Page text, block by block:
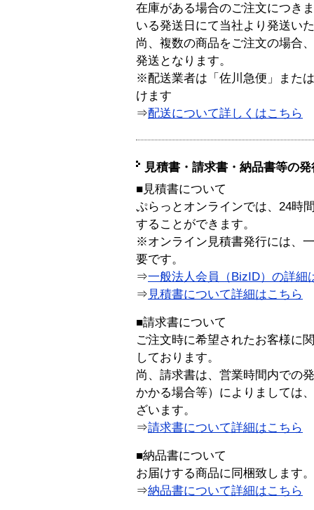
在庫がある場合のご注文につき
いる発送日にて当社より発送い
尚、複数の商品をご注文の場合
発送となります。
※配送業者は「佐川急便」また
けます
⇒配送について詳しくはこちら
見積書・請求書・納品書等の
■見積書について
ぷらっとオンラインでは、24時
することができます。
※オンライン見積書発行には、
要です。
⇒一般法人会員（BizID）の詳細
⇒ 見積書について詳細はこちら
■請求書について
ご注文時に希望されたお客様に
しております。
尚、請求書は、営業時間内での
かかる場合等）によりましては
ざいます。
⇒請求書について詳細はこちら
■納品書について
お届けする商品に同梱致します。
⇒納品書について詳細はこちら